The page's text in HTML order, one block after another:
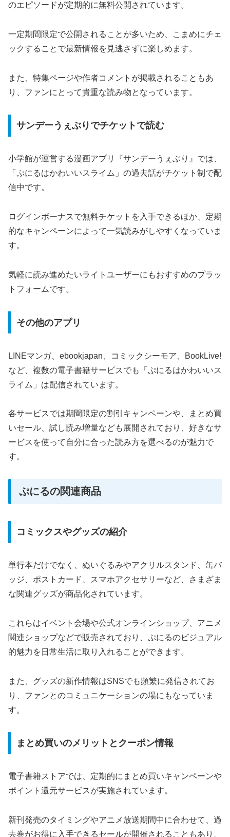
のエピソードが定期的に無料公開されています。
一定期間限定で公開されることが多いため、こまめにチェ
ックすることで最新情報を見逃さずに楽しめます。
また、特集ページや作者コメントが掲載されることもあ
り、ファンにとって貴重な読み物となっています。
サンデーうぇぶりでチケットで読む
小学館が運営する漫画アプリ『サンデーうぇぶり』では、
「ぷにるはかわいいスライム」の過去話がチケット制で配
信中です。
ログインボーナスで無料チケットを入手できるほか、定期
的なキャンペーンによって一気読みがしやすくなっていま
す。
気軽に読み進めたいライトユーザーにもおすすめのプラッ
トフォームです。
その他のアプリ
LINEマンガ、ebookjapan、コミックシーモア、BookLive!
など、複数の電子書籍サービスでも「ぷにるはかわいいス
ライム」は配信されています。
各サービスでは期間限定の割引キャンペーンや、まとめ買
いセール、試し読み増量なども展開されており、好きなサ
ービスを使って自分に合った読み方を選べるのが魅力で
す。
ぷにるの関連商品
コミックスやグッズの紹介
単行本だけでなく、ぬいぐるみやアクリルスタンド、缶バ
ッジ、ポストカード、スマホアクセサリーなど、さまざま
な関連グッズが商品化されています。
これらはイベント会場や公式オンラインショップ、アニメ
関連ショップなどで販売されており、ぷにるのビジュアル
的魅力を日常生活に取り入れることができます。
また、グッズの新作情報はSNSでも頻繁に発信されてお
り、ファンとのコミュニケーションの場にもなっていま
す。
まとめ買いのメリットとクーポン情報
電子書籍ストアでは、定期的にまとめ買いキャンペーンや
ポイント還元サービスが実施されています。
新刊発売のタイミングやアニメ放送期間中に合わせて、過
去巻がお得に入手できるセールが開催されることもあり、